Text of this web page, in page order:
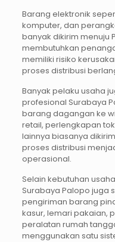
Barang elektronik
komputer, dan
banyak dikirim menuju
membutuhkan
memiliki risiko
proses distribusi
Banyak pelaku usaha
profesional Surabaya
barang dagangan ke
retail, perlengkapan
lainnya biasanya
proses distribusi
operasional.
Selain kebutuhan
Surabaya Palopo juga
pengiriman barang
kasur, lemari pakaian,
peralatan rumah
menggunakan satu